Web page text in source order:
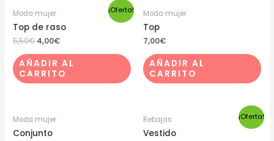
¡Oferta!
Moda mujer
Top de raso
5,50€ 4,00€
AÑADIR AL
CARRITO
Moda mujer
Top
7,00€
AÑADIR AL
CARRITO
Moda mujer
Conjunto
¡Oferta!
Rebajas
Vestido